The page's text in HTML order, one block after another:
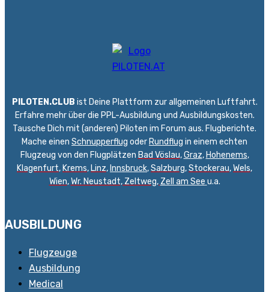
PILOTEN.CLUB ist Deine Plattform zur allgemeinen Luftfahrt.
Erfahre mehr über die PPL-Ausbildung und Ausbildungskosten.
Tausche Dich mit (anderen) Piloten im Forum aus. Flugberichte.
Mache einen Schnupperflug oder Rundflug in einem echten
Flugzeug von den Flugplätzen Bad Vöslau,Graz, Hohenems,
Klagenfurt, Krems, Linz, Innsbruck,Salzburg,Stockerau,Wels,
Wien,Wr. Neustadt, Zeltweg, Zell am See u.a.
AUSBILDUNG
Flugzeuge
Ausbildung
Medical